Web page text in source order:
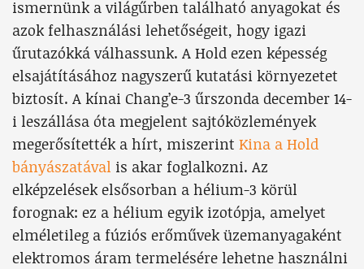
ismernünk a világűrben található anyagokat és
azok felhasználási lehetőségeit, hogy igazi
űrutazókká válhassunk. A Hold ezen képesség
elsajátításához nagyszerű kutatási környezetet
biztosít. A kínai Chang’e-3 űrszonda december 14-
i leszállása óta megjelent sajtóközlemények
megerősítették a hírt, miszerint Kina a Hold
bányászatával is akar foglalkozni. Az
elképzelések elsősorban a hélium-3 körül
forognak: ez a hélium egyik izotópja, amelyet
elméletileg a fúziós erőművek üzemanyagaként
elektromos áram termelésére lehetne használni